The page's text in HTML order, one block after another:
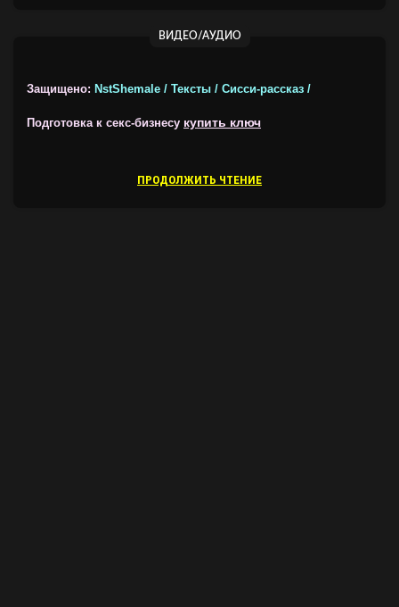
ВИДЕО/АУДИО
Защищено: NstShemale / Тексты / Сисси-рассказ /
Подготовка к секс-бизнесу купить ключ
ПРОДОЛЖИТЬ ЧТЕНИЕ